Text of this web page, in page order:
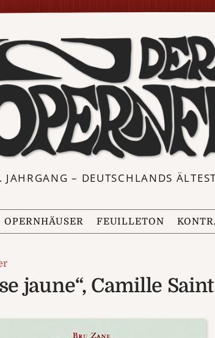
JAHRGANG – DEUTSCHLANDS
OPERNHÄUSER FEUILLETON
jaune“, Camille